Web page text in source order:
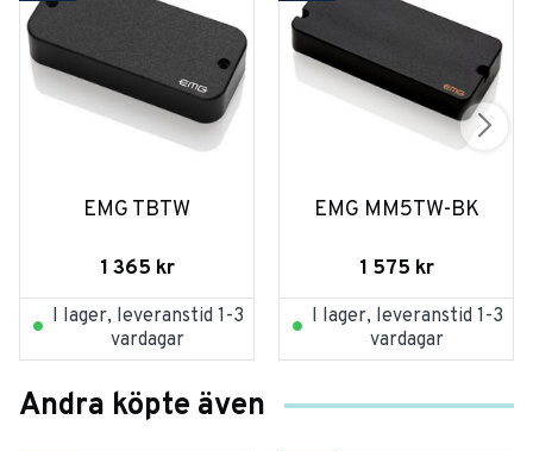
EMG TBTW
1 365 kr
I lager, leveranstid 1-3
vardagar
EMG MM5TW-BK
1 575 kr
I lager, leveranstid 1-3
vardagar
Andra köpte även